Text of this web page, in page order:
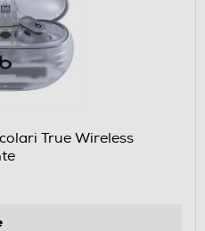
True Wireless